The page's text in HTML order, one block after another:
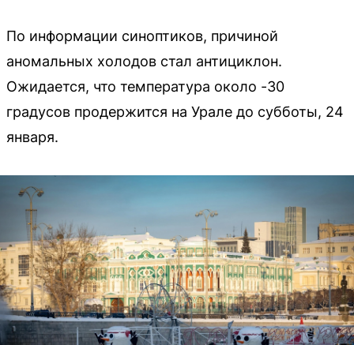
По информации синоптиков, причиной
аномальных холодов стал антициклон.
Ожидается, что температура около -30
градусов продержится на Урале до субботы, 24
января.